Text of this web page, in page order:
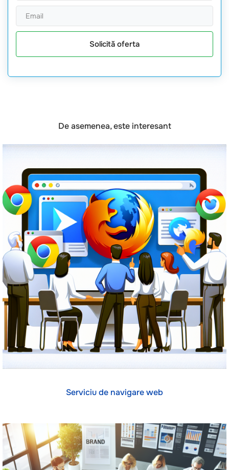
Solicită oferta
De asemenea, este interesant
Serviciu de navigare web